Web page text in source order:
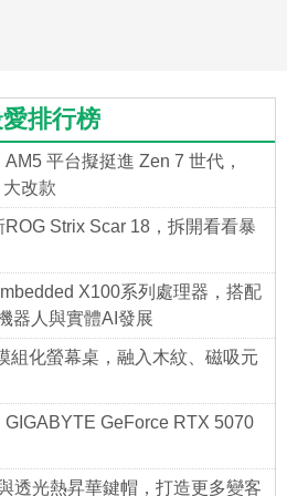
排行榜
平台擬挺進 Zen 7 世代，
改款
Strix Scar 18，拆開看看暴
X100系列處理器，搭配
器人與實體AI發展
組化螢幕桌，融入木紋、磁吸元
GeForce RTX 5070
透光熱昇華鍵帽，打造更多變客